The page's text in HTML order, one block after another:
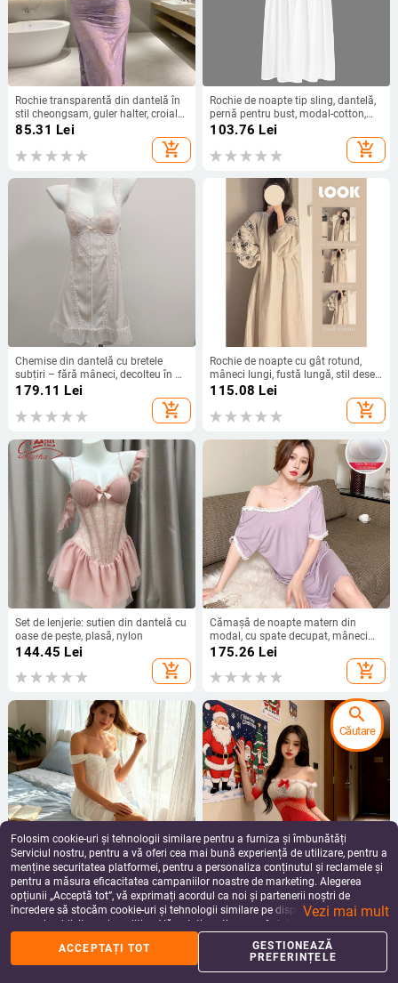
Rochie transparentă din dantelă în
stil cheongsam, guler halter, croială
bodycon, poliester 50–70%
85.31 Lei
add_shopping_cart
Rochie de noapte tip sling, dantelă,
pernă pentru bust, modal-cotton,
îmbrăcăminte de casă de vară
103.76 Lei
add_shopping_cart
Chemise din dantelă cu bretele
subțiri – fără mâneci, decolteu în V,
țesătură ușoară din imitație de
mătase (80–90% poliester, lungime
scurtă)
179.11 Lei
add_shopping_cart
Rochie de noapte cu gât rotund,
mâneci lungi, fustă lungă, stil desen
animat, pentru iarnă
115.08 Lei
add_shopping_cart
Set de lenjerie: sutien din dantelă cu
oase de pește, plasă, nylon
144.45 Lei
add_shopping_cart
Cămașă de noapte matern din
modal, cu spate decupat, mâneci
scurte, croială lejeră, cu pernuțe
175.26 Lei
add_shopping_cart
Noc de noapte lungă fără mâneci,
decolteu în V, dantelă, plasă, modal
90–95%, țesătură subțire 121–140
g/m², pentru femei
242.33Lei
add_shopping_cart
Set de lenjerie sexy, cu plasă
transparentă, design gradient, temă
de Crăciun, poliester 90–95%
73.48 - 80.49 Lei
add_shopping_cart
Folosim cookie-uri și tehnologii similare pentru a furniza și îmbunătăți
Serviciul nostru, pentru a vă oferi cea mai bună experiență de utilizare, pentru a
menține securitatea platformei, pentru a personaliza conținutul și reclamele și
pentru a măsura eficacitatea campaniilor noastre de marketing. Alegerea
opțiunii „Acceptă tot”, vă exprimați acordul ca noi și partenerii noștri de
încredere să stocăm cookie-uri și tehnologii similare pe dispozitivul dvs. în
scopuri publicitare și analitice. Vă puteți gestiona preferințele în orice moment
făcând clic pe „Gestionează preferințele”. Pentru mai multe informații, vă
rugăm să consultațiPolitica noastră de confidențialitate.
Vezi mai mult
ACCEPTAȚI TOT
GESTIONEAZĂ
PREFERINȚELE
search
Căutare